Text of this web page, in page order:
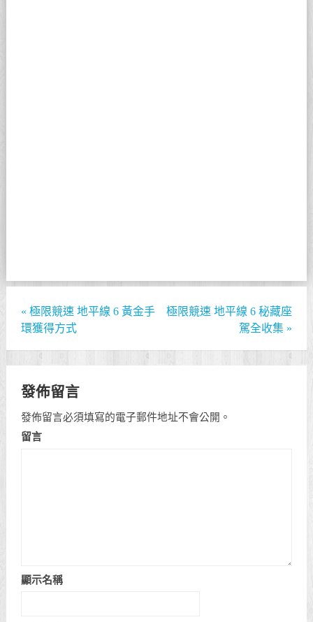
« 極限競速 地平線 6 黃金手
環獲得方式
極限競速 地平線 6 秘藏座
駕全收集 »
發佈留言
發佈留言必須填寫的電子郵件地址不會公開。
留言
顯示名稱